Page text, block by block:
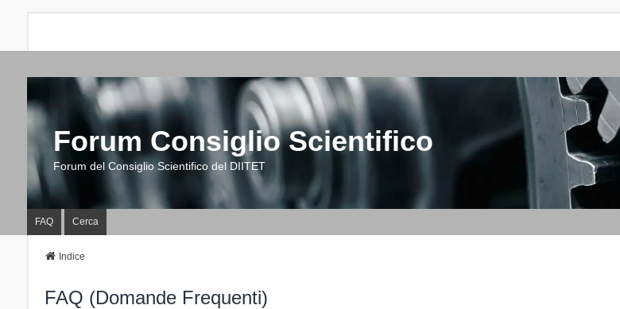
Forum Consiglio Scientifico
Forum del Consiglio Scientifico del DIITET
FAQ Cerca
Indice
FAQ (Domande Frequenti)